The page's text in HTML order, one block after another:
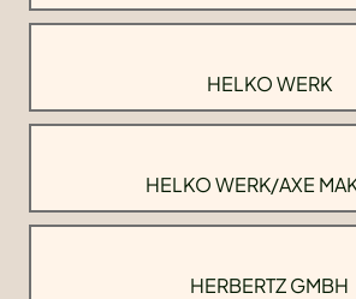
HELKO WERK
HELKO WERK/AXE
HERBERTZ GMBH